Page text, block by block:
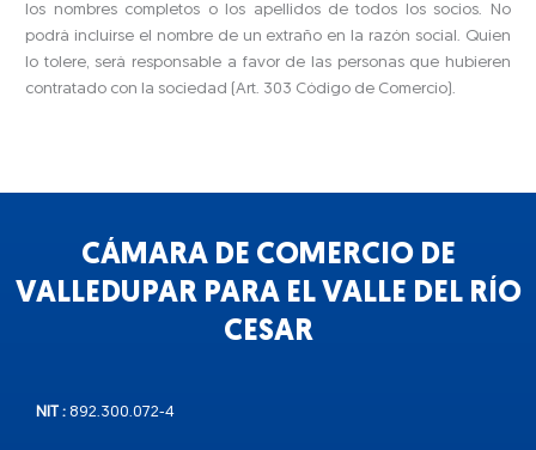
los nombres completos o los apellidos de todos los socios. No
podrá incluirse el nombre de un extraño en la razón social. Quien
lo tolere, será responsable a favor de las personas que hubieren
contratado con la sociedad (Art. 303 Código de Comercio).
CÁMARA DE COMERCIO DE
VALLEDUPAR PARA EL VALLE DEL RÍO
CESAR
NIT : 892.300.072-4